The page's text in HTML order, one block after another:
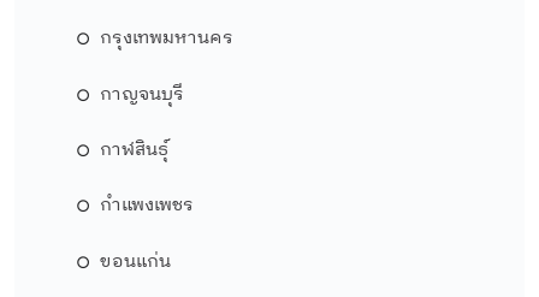
กรุงเทพมหานคร
กาญจนบุรี
กาฬสินธุ์
กำแพงเพชร
ขอนแก่น